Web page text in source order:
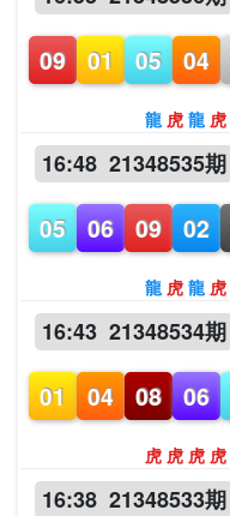
09 01 05 04
龍 虎 龍 虎
16:48 21348535期
05 06 09 02
龍 虎 龍 虎
16:43 21348534期
01 04 08 06
虎 虎 虎 虎
16:38 21348533期